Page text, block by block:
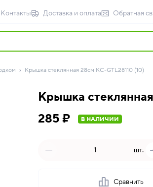
Контакты Доставка и оплата Обратная
Крышка стеклянная 28см KC-GTL28110 (10)
Крышка
285 ₽
В НАЛИЧИИ
шт.
Сравнить